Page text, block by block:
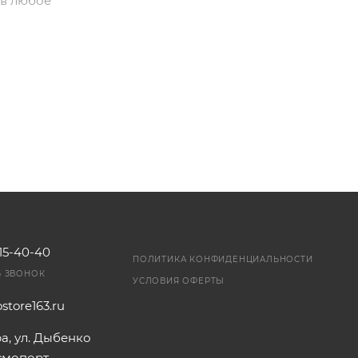
40-40
ЗВОНОК
ул. Дыбенко
ПОЛИТИКА КОНФИДЕНЦИАЛЬНОСТИ
УСЛОВИЯ ОФЕРТЫ